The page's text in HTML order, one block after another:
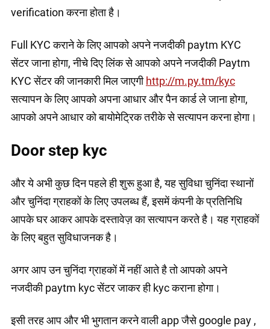
verification करना होता है।
Full KYC कराने के लिए आपको अपने नजदीकी paytm KYC
सेंटर जाना होगा, नीचे दिए लिंक से आपको अपने नजदीकी Paytm
KYC सेंटर की जानकारी मिल जाएगी http://m.py.tm/kyc
सत्यापन के लिए आपको अपना आधार और पैन कार्ड ले जाना होगा,
आपको अपने आधार को बायोमेट्रिक तरीके से सत्यापन करना होगा।
Door step kyc
और ये अभी कुछ दिन पहले ही शुरू हुआ है, यह सुविधा चुनिंदा स्थानों
और चुनिंदा ग्राहकों के लिए उपलब्ध हैं, इसमें कंपनी के प्रतिनिधि
आपके घर आकर आपके दस्तावेज़ का सत्यापन करते है। यह ग्राहकों
के लिए बहुत सुविधाजनक है।
अगर आप उन चुनिंदा ग्राहकों में नहीं आते है तो आपको अपने
नजदीकी paytm kyc सेंटर जाकर ही kyc कराना होगा।
इसी तरह आप और भी भुगतान करने वाली app जैसे google pay ,